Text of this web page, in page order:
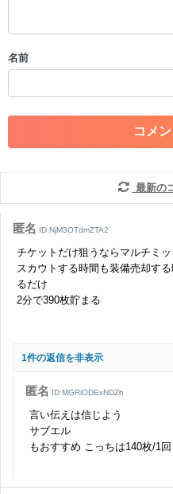
・一度削除された投稿を再び
・アカウントの売買など金
・各ゲームのネタバレを含
・その他、管理者が不適切と
コメントの削除を申請する※
せていただきます。ご了承く
さい。
また、過度な利用規約の違反や、
った場合は、法的措置をとらせて
名前
最新の
匿名 ID:NjM3OTdmZTA2
チケットだけ狙うならマルチミ
スカウトする時間も装備売却す
るだけ
2分で390枚貯まる
1件の返信を非表示
匿名 ID:MGRiODExNDZh
言い伝えは信じよう
サブエル
もおすすめ こっちは140枚/1回